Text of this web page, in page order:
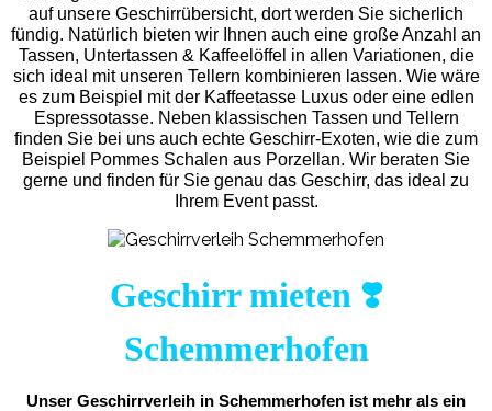
auf unsere Geschirrübersicht, dort werden Sie sicherlich
fündig. Natürlich bieten wir Ihnen auch eine große Anzahl an
Tassen, Untertassen & Kaffeelöffel in allen Variationen, die
sich ideal mit unseren Tellern kombinieren lassen. Wie wäre
es zum Beispiel mit der Kaffeetasse Luxus oder eine edlen
Espressotasse. Neben klassischen Tassen und Tellern
finden Sie bei uns auch echte Geschirr-Exoten, wie die zum
Beispiel Pommes Schalen aus Porzellan. Wir beraten Sie
gerne und finden für Sie genau das Geschirr, das ideal zu
Ihrem Event passt.
Geschirr mieten ❣️
Schemmerhofen
Unser Geschirrverleih in Schemmerhofen ist mehr als ein